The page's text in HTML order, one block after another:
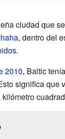
ciudad que
, dentro del
.
2010, Baltic
significa que